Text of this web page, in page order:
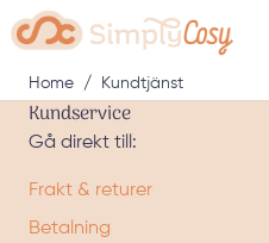
Skip to Content
Home / Kundtjänst
Kundservice
Gå direkt till:
Frakt & returer
Betalning